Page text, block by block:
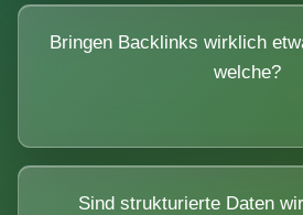
Bringen Backlinks wirklich
welche?
Sind strukturierte Daten